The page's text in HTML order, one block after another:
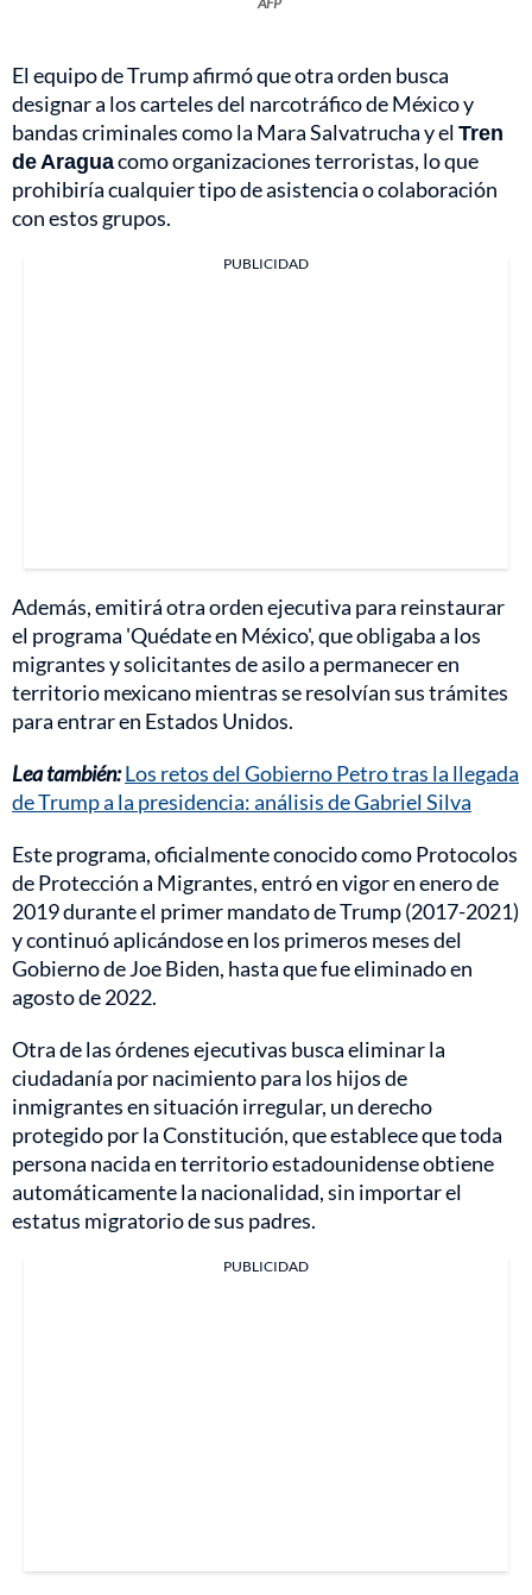
El equipo de Trump afirmó que otra orden busca
designar a los carteles del narcotráfico de México y
bandas criminales como la Mara Salvatrucha y elTren
de Araguacomo organizaciones terroristas, lo que
prohibiría cualquier tipo de asistencia o colaboración
con estos grupos.
PUBLICIDAD
Además, emitirá otra orden ejecutiva para reinstaurar
el programa 'Quédate en México', que obligaba a los
migrantes y solicitantes de asilo a permanecer en
territorio mexicano mientras se resolvían sus trámites
para entrar en Estados Unidos.
Lea también:Los retos del Gobierno Petro tras la llegada
de Trump a la presidencia: análisis de Gabriel Silva
Este programa, oficialmente conocido como Protocolos
de Protección a Migrantes, entró en vigor en enero de
2019 durante el primer mandato de Trump (2017-2021)
y continuó aplicándose en los primeros meses del
Gobierno de Joe Biden, hasta que fue eliminado en
agosto de 2022.
Otra de las órdenes ejecutivas busca eliminar la
ciudadanía por nacimiento para los hijos de
inmigrantes en situación irregular, un derecho
protegido por la Constitución, que establece que toda
persona nacida en territorio estadounidense obtiene
automáticamente la nacionalidad, sin importar el
estatus migratorio de sus padres.
PUBLICIDAD